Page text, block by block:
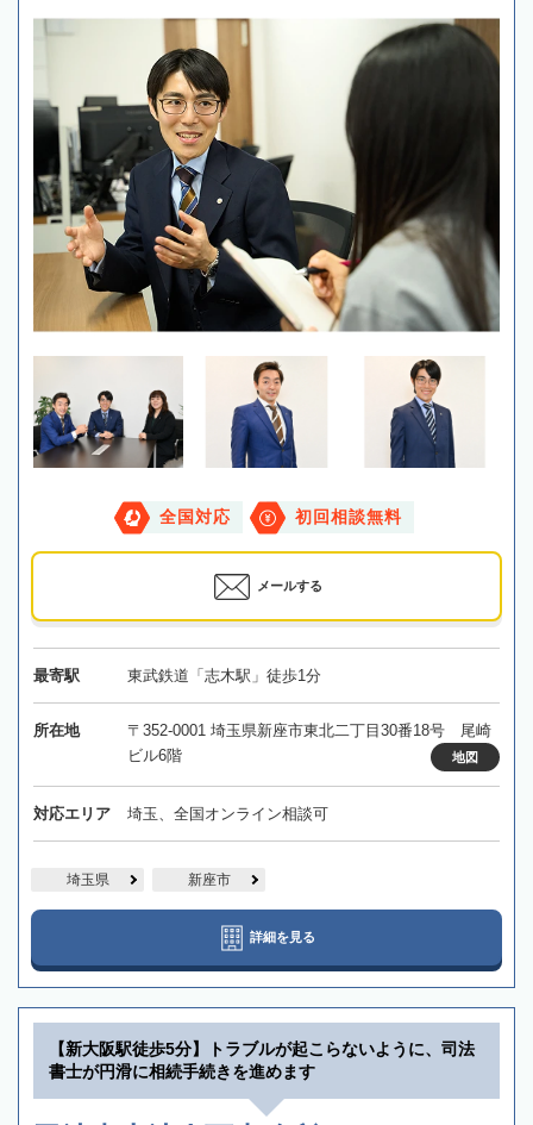
全国対応 初回相談無料
メールする
最寄駅 東武鉄道「志木駅」徒歩1分
所在地
〒352-0001 埼玉県新座市東北二丁目30番18号 尾崎
ビル6階
地図
対応エリア 埼玉、全国オンライン相談可
埼玉県 新座市
詳細を見る
【新大阪駅徒歩5分】トラブルが起こらないように、司法
書士が円滑に相続手続きを進めます